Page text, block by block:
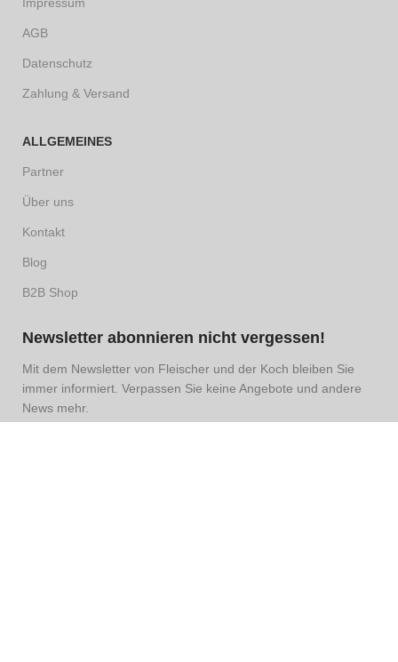
AGB
Datenschutz
Zahlung & Versand
ALLGEMEINES
Partner
Über uns
Kontakt
Blog
B2B Shop
Newsletter abonnieren nicht vergessen!
Mit dem Newsletter von Fleischer und der Koch bleiben Sie
immer informiert. Verpassen Sie keine Angebote und andere
News mehr.